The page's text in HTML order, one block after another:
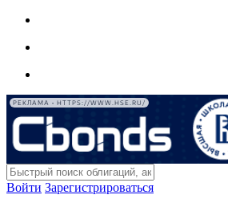
РЕКЛАМА • HTTPS://WWW.HSE.RU/
Войти Зарегистрироваться